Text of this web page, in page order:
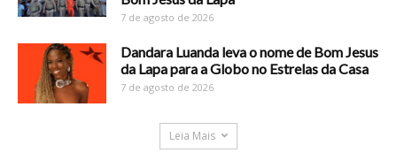
7 de agosto de 2026
Dandara Luanda leva o nome de Bom Jesus
da Lapa para a Globo no Estrelas da Casa
7 de agosto de 2026
Leia Mais